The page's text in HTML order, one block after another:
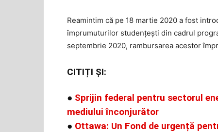
Reamintim că pe 18 martie 2020 a fost
împrumuturilor studențești din cadrul
septembrie 2020, rambursarea acestor
CITIȚI ȘI:
● Sprijin federal pentru sectorul
mediului înconjurător
● Ottawa: Un Fond de urgență